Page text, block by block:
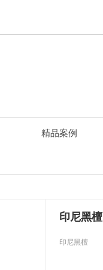
精品案例
印尼黑檀
印尼黑檀